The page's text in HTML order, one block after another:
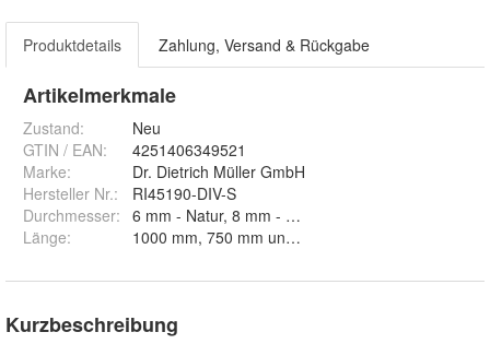
Produktdetails Zahlung, Versand & Rückgabe
Artikelmerkmale
Zustand:
Neu
GTIN / EAN:
4251406349521
Marke:
Dr. Dietrich Müller GmbH
Hersteller Nr.:
RI45190-DIV-S
Durchmesser: 6 mm - Natur, 8 mm - Natur, 10 mm - Natur, 10
Länge: 1000 mm, 750 mm und 500 mm
Kurzbeschreibung